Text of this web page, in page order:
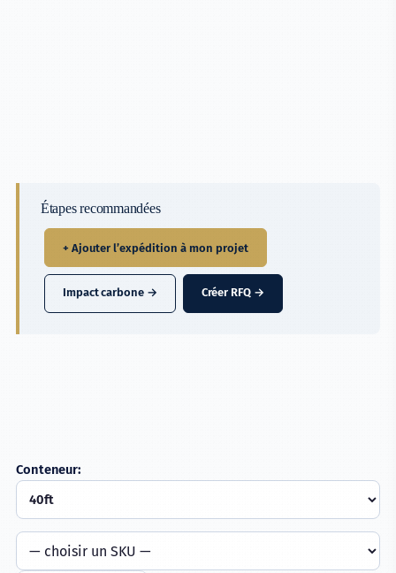
Étapes recommandées
+ Ajouter l’expédition à mon projet
Impact carbone → Créer RFQ →
Conteneur: